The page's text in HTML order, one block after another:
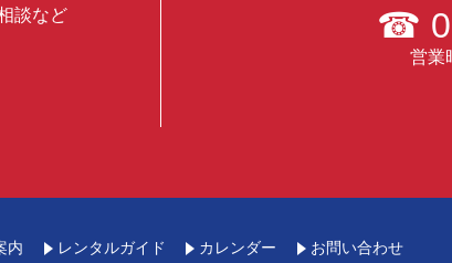
談など
☎
営業
内 レンタルガイド カレンダー お問い合わせ